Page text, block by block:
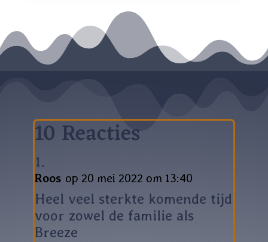
10 Reacties
Roos op 20 mei 2022 om 13:40
Heel veel sterkte komende tijd
voor zowel de familie als
Breeze